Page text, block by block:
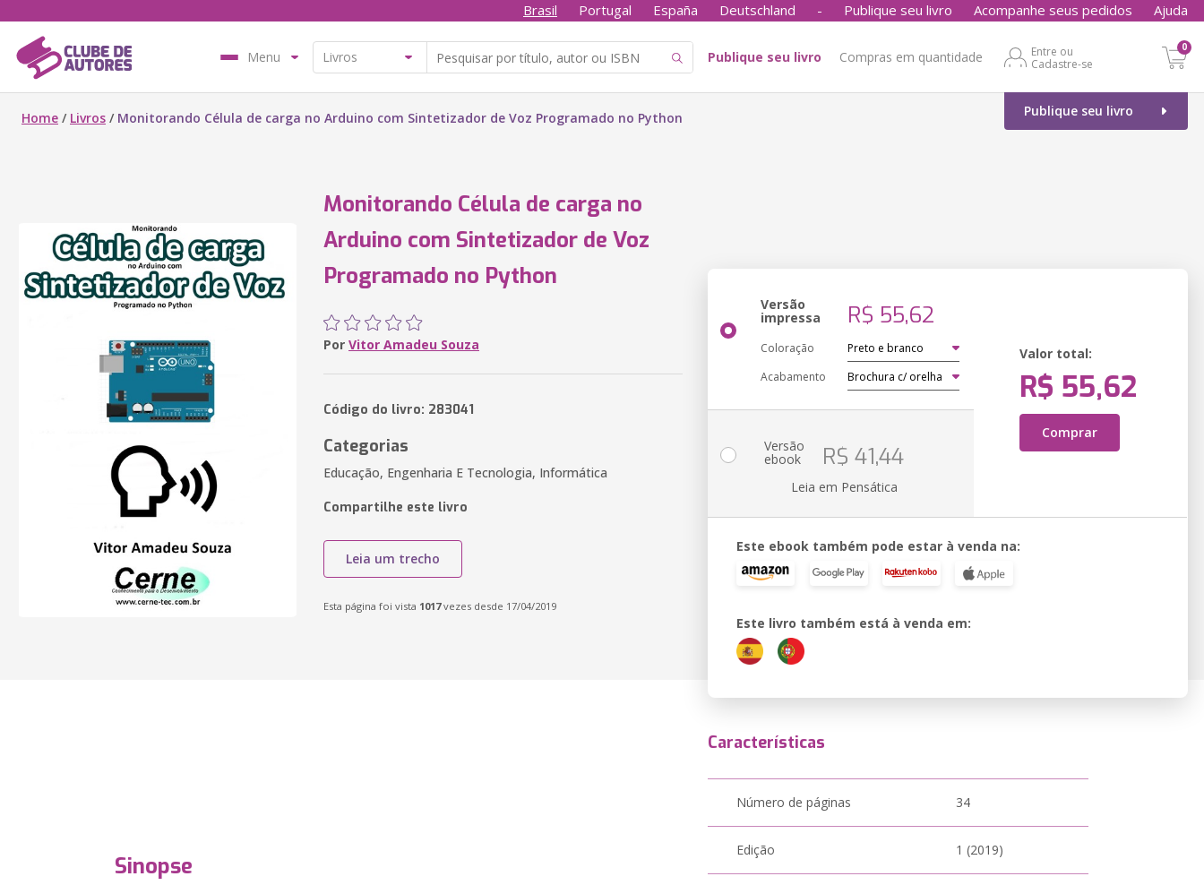
Brasil Portugal España Deutschland - Publique seu livro Acompanhe seus pedidos Ajuda
Menu Publique seu livro Compras em quantidade
Entre ou
Cadastre-se
0
Publique seu livro
Home / Livros / Monitorando Célula de carga no Arduino com Sintetizador de Voz Programado no Python
Monitorando Célula de carga no
Arduino com Sintetizador de Voz
Programado no Python
Por Vitor Amadeu Souza
Código do livro: 283041
Categorias
Educação, Engenharia E Tecnologia, Informática
Compartilhe este livro
Leia um trecho
Esta página foi vista 1017vezes desde 17/04/2019
Versão
impressa R$ 55,62
Coloração
Acabamento
Valor total:
R$ 55,62
Comprar
Versão
ebook R$ 41,44
Leia em Pensática
Este ebook também pode estar à venda na:
Este livro também está à venda em:
Sinopse
Características
Número de páginas 34
Edição 1 (2019)